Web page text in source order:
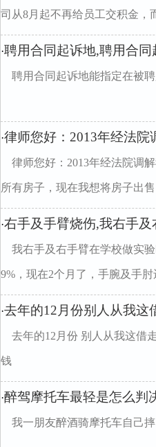
司从8月起不再给员工交积金，
·聘用合同起诉地,聘用合
聘用合同起诉地能指定在被
·律师您好：2013年经法
律师您好：2013年经法院调
所有房子，现在我想将房子出
·右手及手臂烧伤,我右手
我右手及右手臂在学校做实
9%，现在2个月了，手腕及手
·去年的12月份别人从我这
去年的12月份 别人从我这借
钱
·醉驾摩托车最轻是怎么判
我一朋友醉酒骑摩托车自己